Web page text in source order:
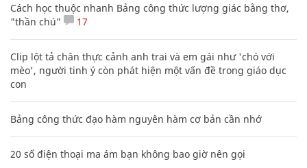
Cách học thuộc nhanh Bảng công thức lượng giác bằng thơ,
"thần chú"
17
Clip lột tả chân thực cảnh anh trai và em gái như 'chó với
mèo', người tinh ý còn phát hiện một vấn đề trong giáo dục
con
Bảng công thức đạo hàm nguyên hàm cơ bản cần nhớ
20 số điện thoại ma ám bạn không bao giờ nên gọi